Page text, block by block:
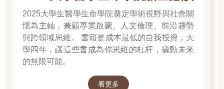
2025大學生醫學生命學院奠定學術視野與社會關
懷為主軸，兼顧專業啟蒙、人文倫理、前沿趨勢
與跨領域思維。 書籍是成本最低的自我投資，大
學四年，讓這些書成為你思維的杠杆，撬動未來
的無限可能。
看更多